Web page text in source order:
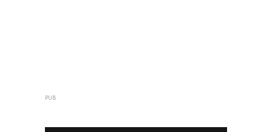
PUB